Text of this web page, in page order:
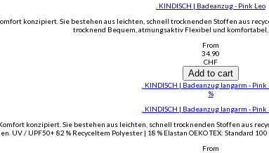
. KINDISCH | Badeanzug - Pink Leo
konzipiert. Sie bestehen aus leichten, schnell trocknenden Stoffen aus
trocknend Bequem, atmungsaktiv Flexibel und
From
34.90
CHF
Add to cart
. KINDISCH | Badeanzug langarm - Pink
%
. KINDISCH | Badeanzug langarm - Pink
konzipiert. Sie bestehen aus leichten, schnell trocknenden Stoffen aus
UV / UPF50+ 82 % Recyceltem Polyester | 18 % Elastan OEKO TEX: Standard
From